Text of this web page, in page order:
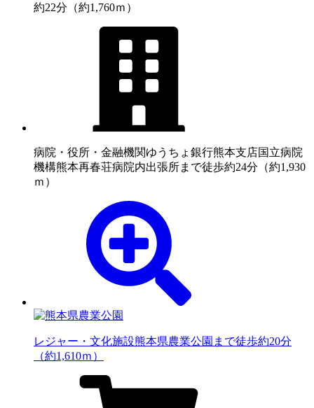
約22分（約1,760ｍ）
病院・役所・金融機関ゆうちょ銀行熊本支店国立病院
機構熊本再春荘病院内出張所まで徒歩約24分（約1,930
ｍ）
レジャー・文化施設熊本県農業公園まで徒歩約20分
（約1,610ｍ）